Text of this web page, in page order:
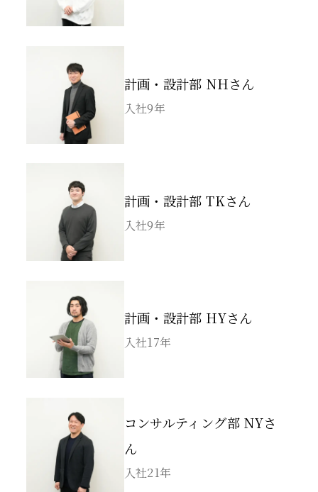
計画・設計部 NHさん
入社9年
計画・設計部 TKさん
入社9年
計画・設計部 HYさん
入社17年
コンサルティング部 NYさ
ん
入社21年